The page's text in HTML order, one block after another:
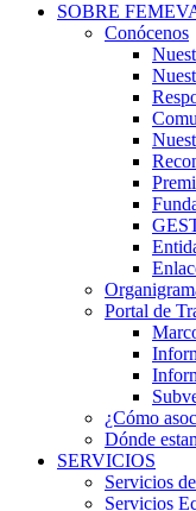
SOBRE
Conócenos
Portal de
¿Cómo
Dónde
SERVICIOS
Servicios
Servicios